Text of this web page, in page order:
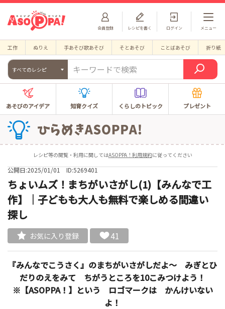
会員登録 ログイン
レシピを書く メニュー
工作 ぬりえ 手あそび歌あそび そとあそび ことばあそび 折り紙
すべてのレシピ
あそびのアイデア 知育クイズ くらしのトピック プレゼント
レシピ等の閲覧・利用に関してはASOPPA！利用規約に従ってください
公開日:2025/01/01 ID:5269401
ちょいムズ！まちがいさがし(1)【みんなで工
作】｜子どもも大人も無料で楽しめる間違い
探し
お気に入り登録 41
『みんなでこうさく』のまちがいさがしだよ～ みぎとひ
だりのえをみて ちがうところを10こみつけよう！
※【ASOPPA！】という ロゴマークは かんけいない
よ！